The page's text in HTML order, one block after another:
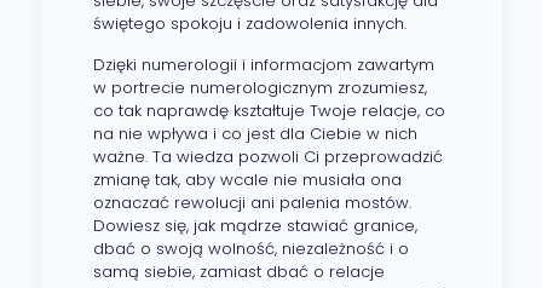
świętego spokoju i zadowolenia innych.
Dzięki numerologii i informacjom zawartym
w portrecie numerologicznym zrozumiesz,
co tak naprawdę kształtuje Twoje relacje, co
na nie wpływa i co jest dla Ciebie w nich
ważne. Ta wiedza pozwoli Ci przeprowadzić
zmianę tak, aby wcale nie musiała ona
oznaczać rewolucji ani palenia mostów.
Dowiesz się, jak mądrze stawiać granice,
dbać o swoją wolność, niezależność i o
samą siebie, zamiast dbać o relacje